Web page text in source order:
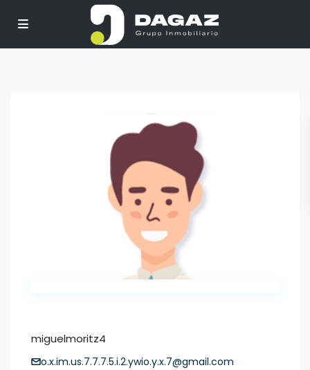
miguelmoritz4
o.x.im.us.7.7.7.5.i.2.ywio.y.x.7@gmail.com